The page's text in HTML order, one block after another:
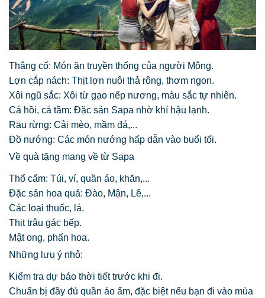
Thắng cố: Món ăn truyền thống của người Mông.
Lợn cắp nách: Thịt lợn nuôi thả rông, thơm ngon.
Xôi ngũ sắc: Xôi từ gạo nếp nương, màu sắc tự nhiên.
Cá hồi, cá tầm: Đặc sản Sapa nhờ khí hậu lạnh.
Rau rừng: Cải mèo, mầm đá,...
Đồ nướng: Các món nướng hấp dẫn vào buổi tối.
Về quà tặng mang về từ Sapa
Thổ cẩm: Túi, ví, quần áo, khăn,...
Đặc sản hoa quả: Đào, Mận, Lê,...
Các loại thuốc, lá.
Thịt trâu gác bếp.
Mật ong, phấn hoa.
Những lưu ý nhỏ:
Kiểm tra dự báo thời tiết trước khi đi.
Chuẩn bị đầy đủ quần áo ấm, đặc biệt nếu bạn đi vào mùa